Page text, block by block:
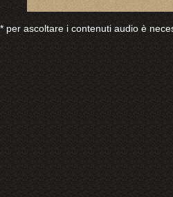
* per ascoltare i contenuti audio è